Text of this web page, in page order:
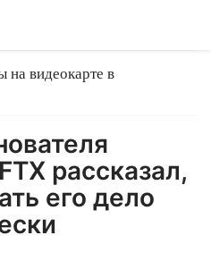
на видеокарте в
рассказал,
его дело